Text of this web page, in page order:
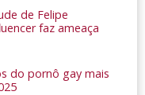
de Felipe
faz ameaça
do pornô gay mais